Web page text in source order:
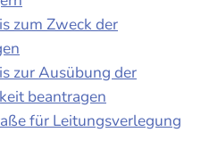
zum Zweck der
zur Ausübung der
beantragen
für Leitungsverlegung